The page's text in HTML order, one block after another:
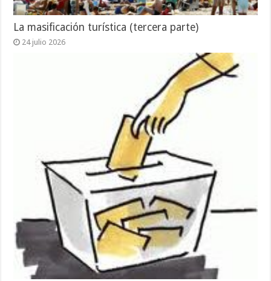
La masificación turística (tercera parte)
24 julio 2026